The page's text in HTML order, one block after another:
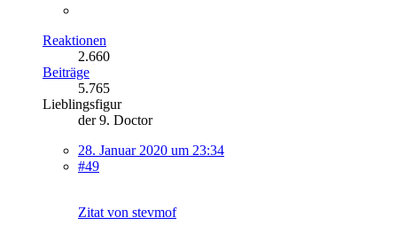
Reaktionen
2.660
Beiträge
5.765
Lieblingsfigur
der 9. Doctor
28. Januar 2020 um 23:34
#49
Zitat von stevmof